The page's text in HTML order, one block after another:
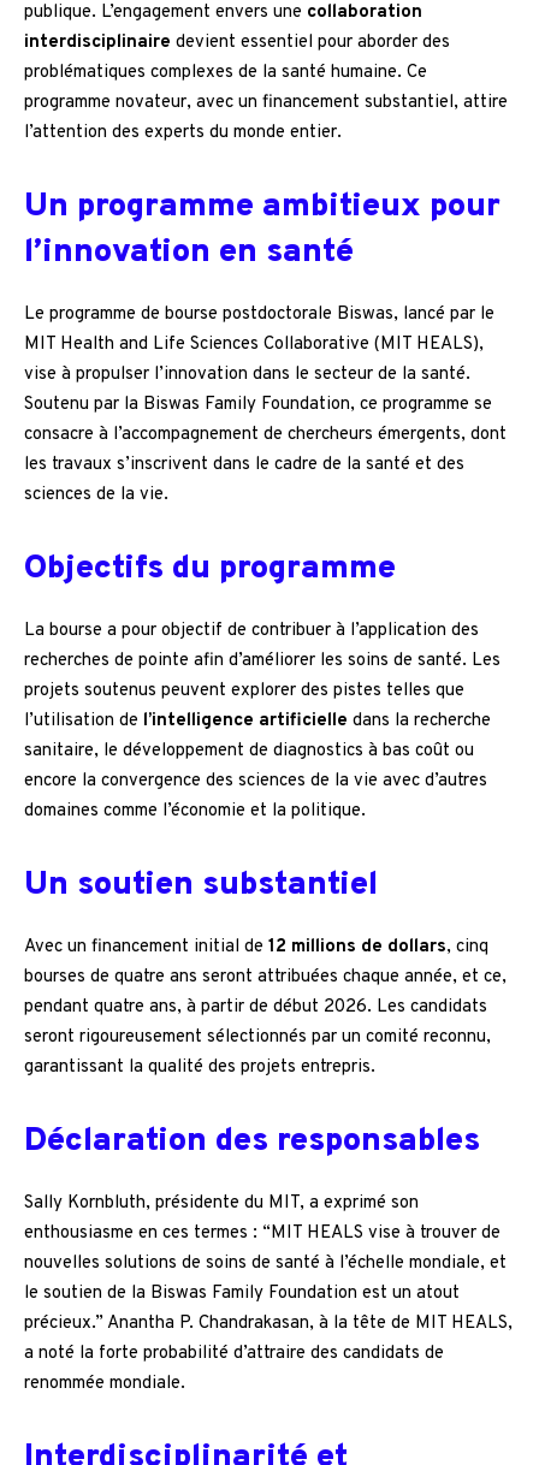
publique. L’engagement envers une collaboration
interdisciplinaire devient essentiel pour aborder des
problématiques complexes de la santé humaine. Ce
programme novateur, avec un financement substantiel, attire
l’attention des experts du monde entier.
Un programme ambitieux pour
l’innovation en santé
Le programme de bourse postdoctorale Biswas, lancé par le
MIT Health and Life Sciences Collaborative (MIT HEALS),
vise à propulser l’innovation dans le secteur de la santé.
Soutenu par la Biswas Family Foundation, ce programme se
consacre à l’accompagnement de chercheurs émergents, dont
les travaux s’inscrivent dans le cadre de la santé et des
sciences de la vie.
Objectifs du programme
La bourse a pour objectif de contribuer à l’application des
recherches de pointe afin d’améliorer les soins de santé. Les
projets soutenus peuvent explorer des pistes telles que
l’utilisation de l’intelligence artificielle dans la recherche
sanitaire, le développement de diagnostics à bas coût ou
encore la convergence des sciences de la vie avec d’autres
domaines comme l’économie et la politique.
Un soutien substantiel
Avec un financement initial de 12 millions de dollars, cinq
bourses de quatre ans seront attribuées chaque année, et ce,
pendant quatre ans, à partir de début 2026. Les candidats
seront rigoureusement sélectionnés par un comité reconnu,
garantissant la qualité des projets entrepris.
Déclaration des responsables
Sally Kornbluth, présidente du MIT, a exprimé son
enthousiasme en ces termes : “MIT HEALS vise à trouver de
nouvelles solutions de soins de santé à l’échelle mondiale, et
le soutien de la Biswas Family Foundation est un atout
précieux.” Anantha P. Chandrakasan, à la tête de MIT HEALS,
a noté la forte probabilité d’attraire des candidats de
renommée mondiale.